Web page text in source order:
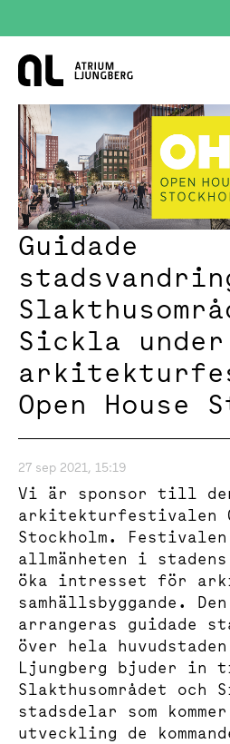
Hem
Guidade
Sickla under
Open House
27 sep 2021, 15:19
Vi är sponsor till
arkitekturfestivalen
Stockholm.
allmänheten i
öka intresset för
samhällsbyggande.
arrangeras guidade
över hela
Ljungberg bjuder
Slakthusområdet och
stadsdelar som
utveckling de